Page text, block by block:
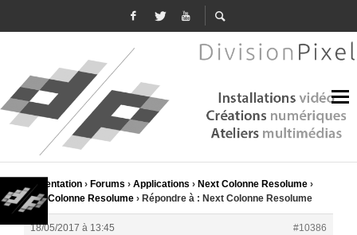
Présentation › Forums › Applications › Next Colonne Resolume ›
Next Colonne Resolume › Répondre à : Next Colonne Resolume
18/05/2017 à 13:45 #10386